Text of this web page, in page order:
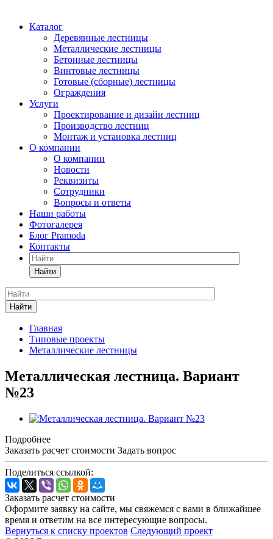
Каталог
Деревянные лестницы
Металлические лестницы
Бетонные лестницы
Винтовые лестницы
Готовые (сборные) лестницы
Ограждения
Услуги
Проектирование и дизайн лестниц
Производство лестниц
Монтаж и установка лестниц
О компании
О компании
Новости
Реквизиты
Сотрудники
Вопросы и ответы
Наши работы
Фотогалерея
Блог Pramoda
Контакты
Найти
Найти
Главная
Типовые проекты
Металлические лестницы
Металлическая лестница. Вариант
№23
Подробнее
Заказать расчет стоимости Задать вопрос
Поделиться ссылкой:
Заказать расчет стоимости
Оформите заявку на сайте, мы свяжемся с вами в ближайшее
время и ответим на все интересующие вопросы.
Вернуться к списку проектов Следующий проект